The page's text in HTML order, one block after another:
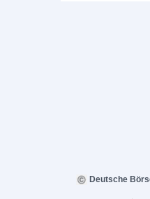
Deutsche